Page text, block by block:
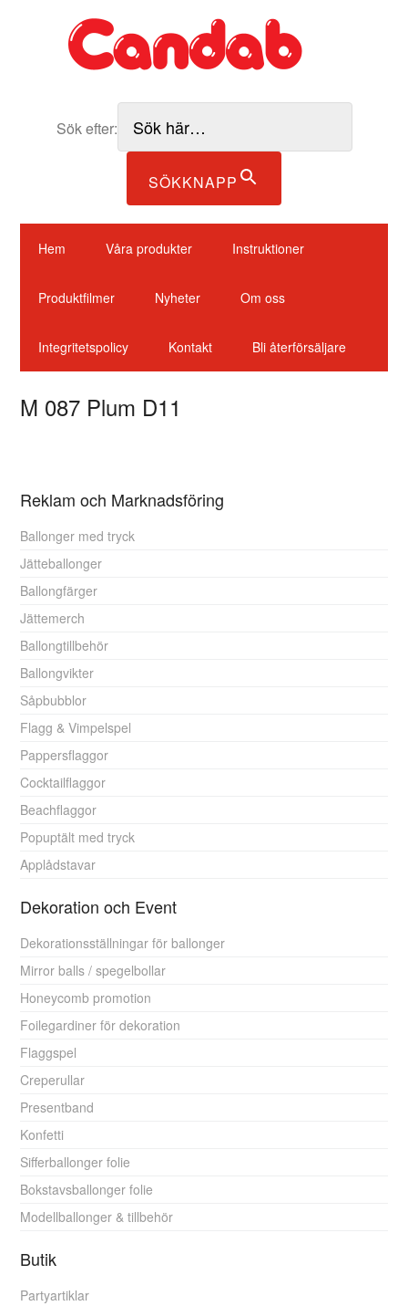
Sök efter:
SÖKKNAPP
Hem Våra produkter Instruktioner
Produktfilmer Nyheter Om oss
Integritetspolicy Kontakt Bli återförsäljare
M 087 Plum D11
Reklam och Marknadsföring
Ballonger med tryck
Jätteballonger
Ballongfärger
Jättemerch
Ballongtillbehör
Ballongvikter
Såpbubblor
Flagg & Vimpelspel
Pappersflaggor
Cocktailflaggor
Beachflaggor
Popuptält med tryck
Applådstavar
Dekoration och Event
Dekorationsställningar för ballonger
Mirror balls / spegelbollar
Honeycomb promotion
Foilegardiner för dekoration
Flaggspel
Creperullar
Presentband
Konfetti
Sifferballonger folie
Bokstavsballonger folie
Modellballonger & tillbehör
Butik
Partyartiklar